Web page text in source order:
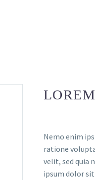
Nemo enim
ratione
velit, sed quia
ipsum dolor